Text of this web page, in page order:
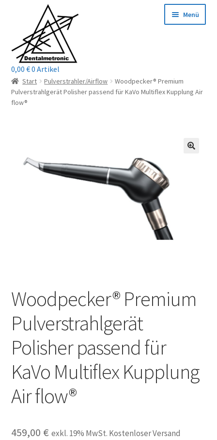
Navigation
springen
springen
Menü
Home
Shop
Reparaturservice
0,00 €0 Artikel
Start Pulverstrahler/Airflow
Woodpecker® Premium
Pulverstrahlgerät Polisher passend für KaVo Multiflex Kupplung Air
flow®
Woodpecker® Premium
Pulverstrahlgerät
Polisher passend für
KaVo Multiflex Kupplung
Air flow®
459,00 € exkl. 19% MwSt. Kostenloser Versand